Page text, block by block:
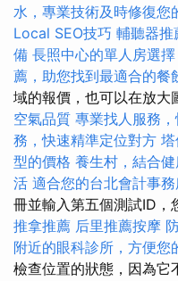
水，專業技術及時修復您
Local SEO技巧 輔聽器推
備 長照中心的單人房選
薦，助您找到最適合的餐
域的報價，也可以在放大
空氣品質 專業找人服務
務，快速精準定位對方
型的價格 養生村，結合
活 適合您的台北會計事
冊並輸入第五個測試ID，
推拿推薦 后里推薦按摩
附近的眼科診所，方便您
檢查位置的狀態，因為它